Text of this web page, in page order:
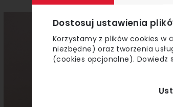
Dostosuj ustawienia
Korzystamy z plików cookies w
niezbędne) oraz tworzenia
(cookies opcjonalne). Dowiedz